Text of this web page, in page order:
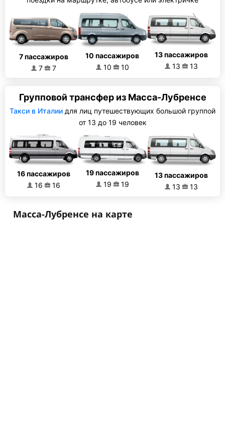
7 пассажиров
7
7
10 пассажиров
10
10
13 пассажиров
13
13
Групповой трансфер из Масса-Лубренсе
Такси в Италии для лиц путешествующих большой группой
от 13 до 19 человек
16 пассажиров
16
16
19 пассажиров
19
19
13 пассажиров
13
13
Масса-Лубренсе на карте